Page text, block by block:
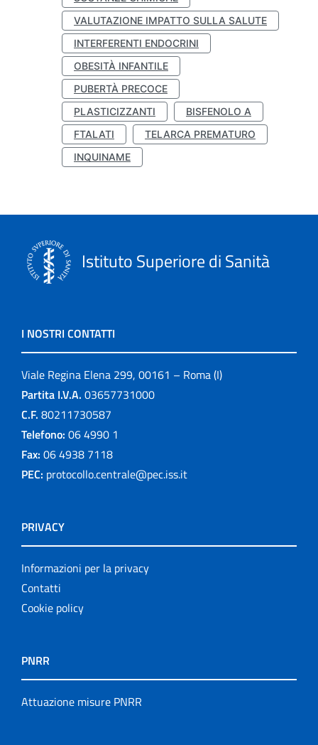
VALUTAZIONE IMPATTO SULLA SALUTE
INTERFERENTI ENDOCRINI
OBESITÀ INFANTILE
PUBERTÀ PRECOCE
PLASTICIZZANTI
BISFENOLO A
FTALATI
TELARCA PREMATURO
INQUINAME
Istituto Superiore di Sanità
I NOSTRI CONTATTI
Viale Regina Elena 299, 00161 – Roma (I)
Partita I.V.A. 03657731000
C.F. 80211730587
Telefono: 06 4990 1
Fax: 06 4938 7118
PEC: protocollo.centrale@pec.iss.it
PRIVACY
Informazioni per la privacy
Contatti
Cookie policy
PNRR
Attuazione misure PNRR